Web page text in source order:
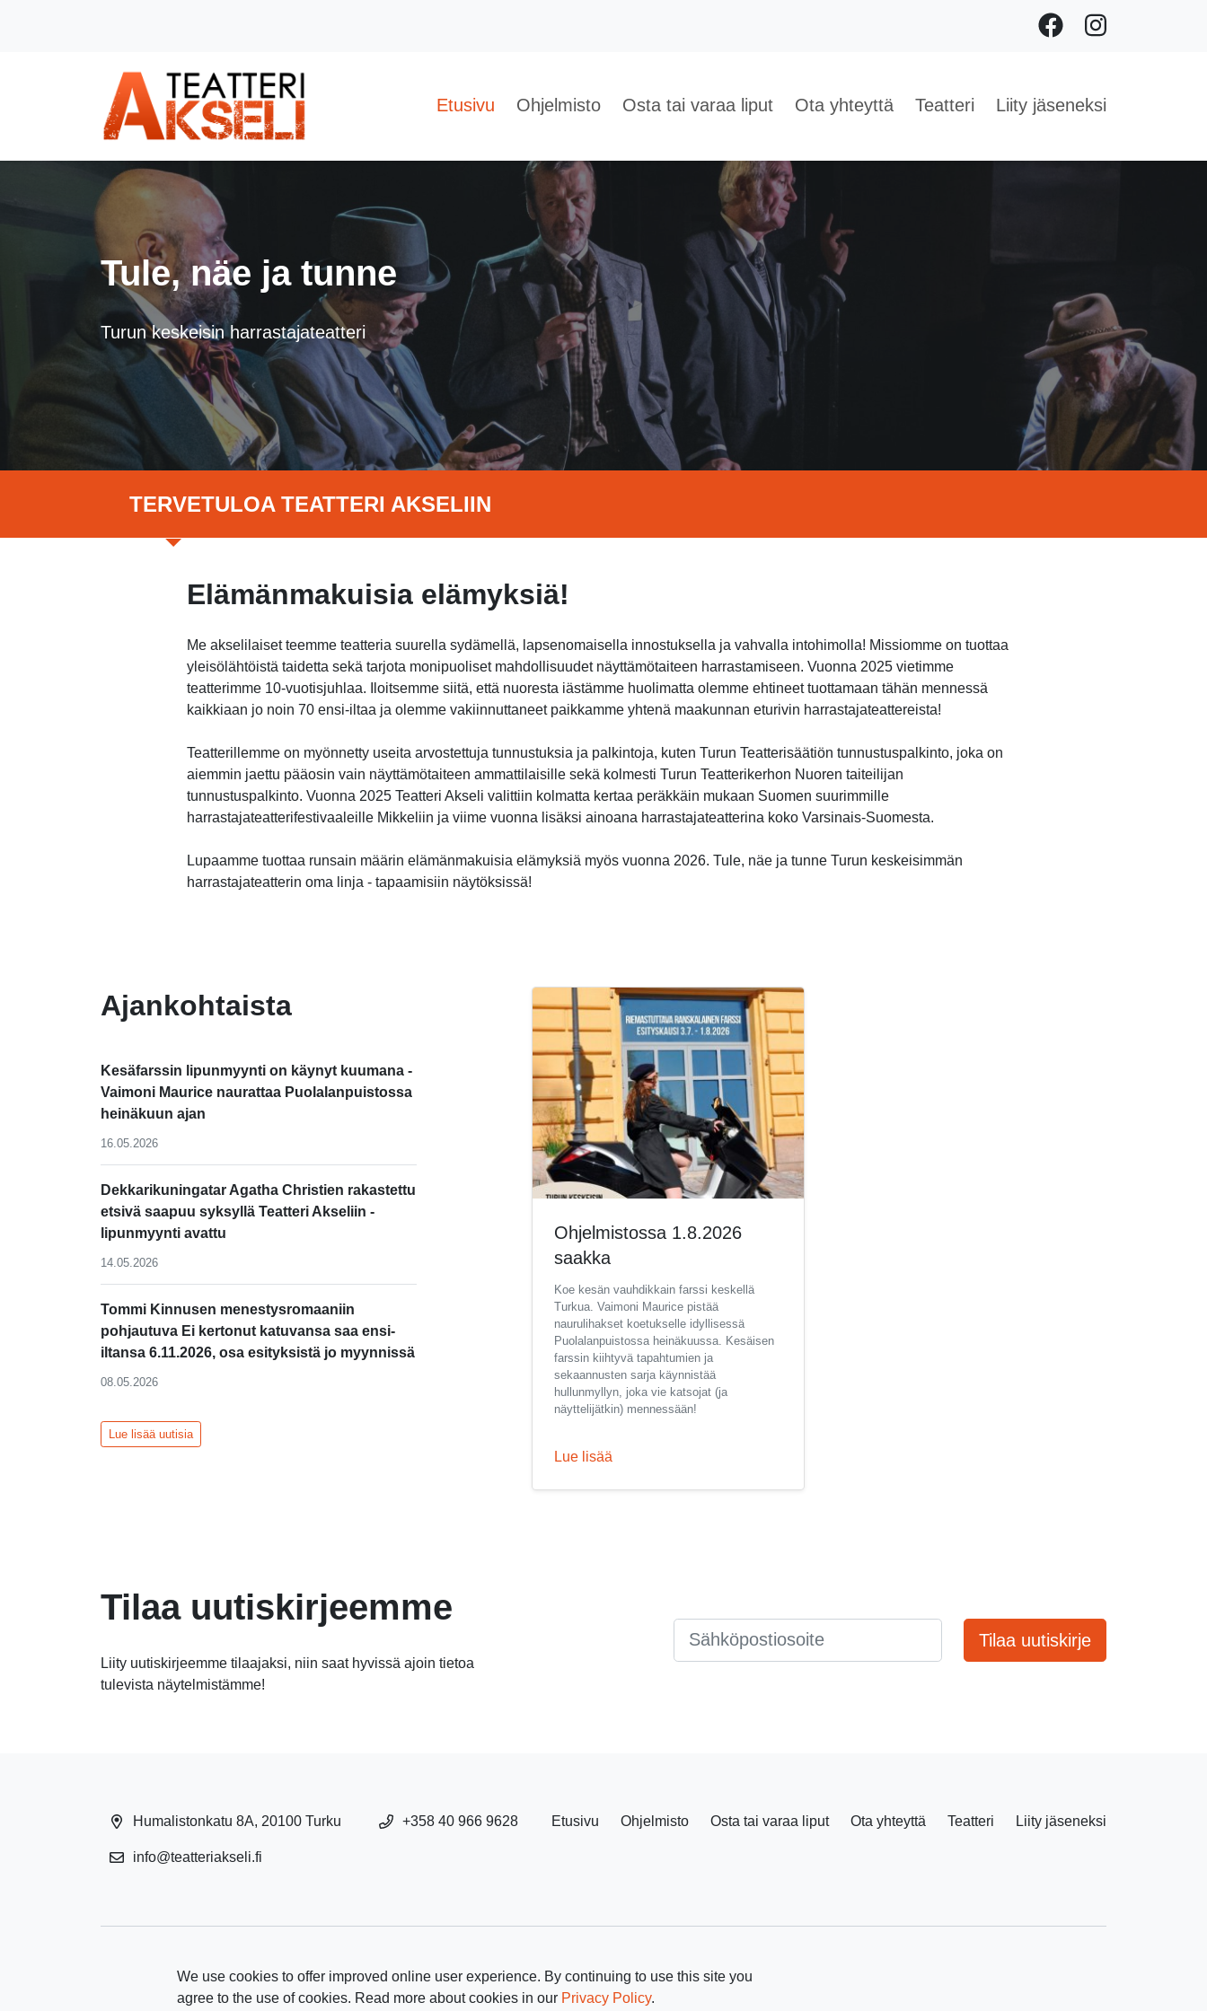
FacebookInstagram
Etusivu Ohjelmisto Osta tai varaa liput Ota yhteyttä Teatteri Liity jäseneksi
We use cookies to offer improved online user experience. By continuing to use this site you
agree to the use of cookies. Read more about cookies in our Privacy Policy.
Tule, näe ja tunne
Turun keskeisin harrastajateatteri
TERVETULOA TEATTERI AKSELIIN
Elämänmakuisia elämyksiä!
Me akselilaiset teemme teatteria suurella sydämellä, lapsenomaisella innostuksella ja vahvalla intohimolla! Missiomme on tuottaa
yleisölähtöistä taidetta sekä tarjota monipuoliset mahdollisuudet näyttämötaiteen harrastamiseen. Vuonna 2025 vietimme
teatterimme 10-vuotisjuhlaa. Iloitsemme siitä, että nuoresta iästämme huolimatta olemme ehtineet tuottamaan tähän mennessä
kaikkiaan jo noin 70 ensi-iltaa ja olemme vakiinnuttaneet paikkamme yhtenä maakunnan eturivin harrastajateattereista!
Teatterillemme on myönnetty useita arvostettuja tunnustuksia ja palkintoja, kuten Turun Teatterisäätiön tunnustuspalkinto, joka on
aiemmin jaettu pääosin vain näyttämötaiteen ammattilaisille sekä kolmesti Turun Teatterikerhon Nuoren taiteilijan
tunnustuspalkinto. Vuonna 2025 Teatteri Akseli valittiin kolmatta kertaa peräkkäin mukaan Suomen suurimmille
harrastajateatterifestivaaleille Mikkeliin ja viime vuonna lisäksi ainoana harrastajateatterina koko Varsinais-Suomesta.
Lupaamme tuottaa runsain määrin elämänmakuisia elämyksiä myös vuonna 2026. Tule, näe ja tunne Turun keskeisimmän
harrastajateatterin oma linja - tapaamisiin näytöksissä!
Ajankohtaista
Kesäfarssin lipunmyynti on käynyt kuumana -
Vaimoni Maurice naurattaa Puolalanpuistossa
heinäkuun ajan
16.05.2026
Dekkarikuningatar Agatha Christien rakastettu
etsivä saapuu syksyllä Teatteri Akseliin -
lipunmyynti avattu
14.05.2026
Tommi Kinnusen menestysromaaniin
pohjautuva Ei kertonut katuvansa saa ensi-
iltansa 6.11.2026, osa esityksistä jo myynnissä
08.05.2026
Lue lisää uutisia
Ohjelmistossa 1.8.2026
saakka
Koe kesän vauhdikkain farssi keskellä
Turkua. Vaimoni Maurice pistää
naurulihakset koetukselle idyllisessä
Puolalanpuistossa heinäkuussa. Kesäisen
farssin kiihtyvä tapahtumien ja
sekaannusten sarja käynnistää
hullunmyllyn, joka vie katsojat (ja
näyttelijätkin) mennessään!
Lue lisää
Tilaa uutiskirjeemme
Liity uutiskirjeemme tilaajaksi, niin saat hyvissä ajoin tietoa
tulevista näytelmistämme!
Tilaa uutiskirje
Humalistonkatu 8A, 20100 Turku +358 40 966 9628
info@teatteriakseli.fi
Etusivu Ohjelmisto Osta tai varaa liput Ota yhteyttä Teatteri Liity jäseneksi